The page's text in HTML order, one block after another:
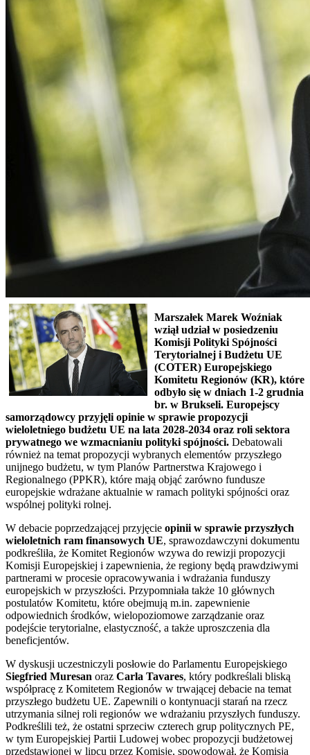
Marszałek Marek Woźniak
wziął udział w posiedzeniu
Komisji Polityki Spójności
Terytorialnej i Budżetu UE
(COTER) Europejskiego
Komitetu Regionów (KR), które
odbyło się w dniach 1-2 grudnia
br. w Brukseli. Europejscy
samorządowcy przyjęli opinie w sprawie propozycji
wieloletniego budżetu UE na lata 2028-2034 oraz roli sektora
prywatnego we wzmacnianiu polityki spójności. Debatowali
również na temat propozycji wybranych elementów przyszłego
unijnego budżetu, w tym Planów Partnerstwa Krajowego i
Regionalnego (PPKR), które mają objąć zarówno fundusze
europejskie wdrażane aktualnie w ramach polityki spójności oraz
wspólnej polityki rolnej.
W debacie poprzedzającej przyjęcie opinii w sprawie przyszłych
wieloletnich ram finansowych UE, sprawozdawczyni dokumentu
podkreśliła, że Komitet Regionów wzywa do rewizji propozycji
Komisji Europejskiej i zapewnienia, że regiony będą prawdziwymi
partnerami w procesie opracowywania i wdrażania funduszy
europejskich w przyszłości. Przypomniała także 10 głównych
postulatów Komitetu, które obejmują m.in. zapewnienie
odpowiednich środków, wielopoziomowe zarządzanie oraz
podejście terytorialne, elastyczność, a także uproszczenia dla
beneficjentów.
W dyskusji uczestniczyli posłowie do Parlamentu Europejskiego
Siegfried Muresan oraz Carla Tavares, który podkreślali bliską
współpracę z Komitetem Regionów w trwającej debacie na temat
przyszłego budżetu UE. Zapewnili o kontynuacji starań na rzecz
utrzymania silnej roli regionów we wdrażaniu przyszłych funduszy.
Podkreślili też, że ostatni sprzeciw czterech grup politycznych PE,
w tym Europejskiej Partii Ludowej wobec propozycji budżetowej
przedstawionej w lipcu przez Komisję, spowodował, że Komisja